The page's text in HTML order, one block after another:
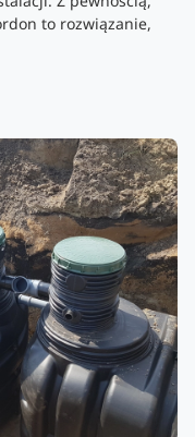
to rozwiązanie,